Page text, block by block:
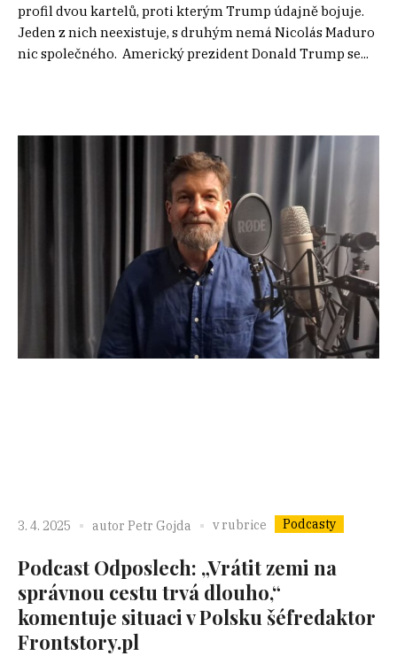
profil dvou kartelů, proti kterým Trump údajně bojuje.
Jeden z nich neexistuje, s druhým nemá Nicolás Maduro
nic společného. Americký prezident Donald Trump se...
3. 4. 2025 autor Petr Gojda v rubrice Podcasty
Podcast Odposlech: „Vrátit zemi na
správnou cestu trvá dlouho,“
komentuje situaci v Polsku šéfredaktor
Frontstory.pl